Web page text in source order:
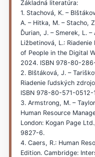
Základná literatúra:
1. Stachová, K. –
A. – Hitka, M. – Stacho,
Ďurian, J. – Smerek, L. –
Ližbetinová, L.:
of People in the Digital
2024. ISBN 978-80-
2. Blštáková, J. –
Riadenie ľudských
ISBN 978-80-571-0512-
3. Armstrong, M. –
Human Resource
London: Kogan Page
9827-6.
4. Caers, R.: Human
Edition. Cambridge: